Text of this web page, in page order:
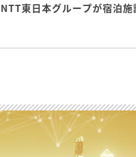
東日本グループが宿泊施